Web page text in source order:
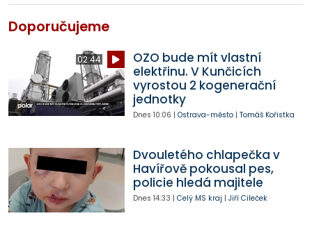
Doporučujeme
02:44
OZO bude mít vlastní
elektřinu. V Kunčicích
vyrostou 2 kogenerační
jednotky
Dnes 10:06 | Ostrava-město| Tomáš Kořistka
Dvouletého chlapečka v
Havířově pokousal pes,
policie hledá majitele
Dnes 14:33 | Celý MS kraj | Jiří Cileček